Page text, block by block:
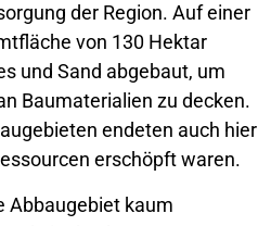
der Region. Auf einer
von 130 Hektar
und Sand abgebaut, um
Baumaterialien zu decken.
endeten auch hier
erschöpft waren.
Abbaugebiet kaum